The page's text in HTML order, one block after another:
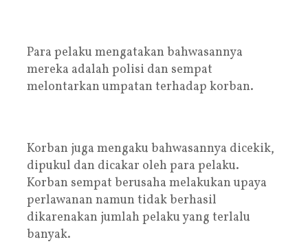
Para pelaku mengatakan bahwasannya
mereka adalah polisi dan sempat
melontarkan umpatan terhadap korban.
Korban juga mengaku bahwasannya dicekik,
dipukul dan dicakar oleh para pelaku.
Korban sempat berusaha melakukan upaya
perlawanan namun tidak berhasil
dikarenakan jumlah pelaku yang terlalu
banyak.